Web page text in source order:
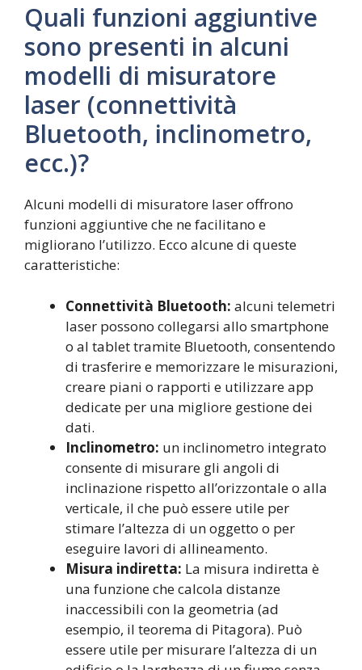
Quali funzioni aggiuntive
sono presenti in alcuni
modelli di misuratore
laser (connettività
Bluetooth, inclinometro,
ecc.)?
Alcuni modelli di misuratore laser offrono
funzioni aggiuntive che ne facilitano e
migliorano l’utilizzo. Ecco alcune di queste
caratteristiche:
Connettività Bluetooth: alcuni telemetri
laser possono collegarsi allo smartphone
o al tablet tramite Bluetooth, consentendo
di trasferire e memorizzare le misurazioni,
creare piani o rapporti e utilizzare app
dedicate per una migliore gestione dei
dati.
Inclinometro: un inclinometro integrato
consente di misurare gli angoli di
inclinazione rispetto all’orizzontale o alla
verticale, il che può essere utile per
stimare l’altezza di un oggetto o per
eseguire lavori di allineamento.
Misura indiretta: La misura indiretta è
una funzione che calcola distanze
inaccessibili con la geometria (ad
esempio, il teorema di Pitagora). Può
essere utile per misurare l’altezza di un